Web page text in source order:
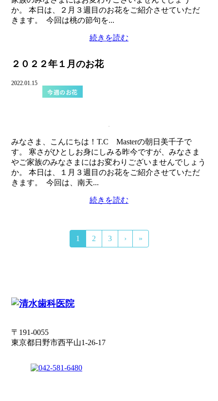
か。 本日は、２月３週目のお花をご紹介させていただ
きます。 今回は桃の節句を...
続きを読む
２０２２年１月のお花
2022.01.15
今週のお花
みなさま、こんにちは！T.C Masterの朝日美千子で
す。 寒さがひとしお身にしみる昨今ですが、みなさま
やご家族のみなさまにはお変わりございませんでしょう
か。 本日は、１月３週目のお花をご紹介させていただ
きます。 今回は、南天...
続きを読む
1 2 3 › »
〒191-0055
東京都日野市西平山1-26-17